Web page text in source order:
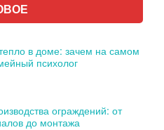
в доме: зачем на самом
психолог
ограждений: от
до монтажа